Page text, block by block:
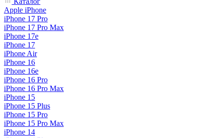
Apple iPhone
iPhone 17 Pro
iPhone 17 Pro Max
iPhone 17e
iPhone 17
iPhone Air
iPhone 16
iPhone 16e
iPhone 16 Pro
iPhone 16 Pro Max
iPhone 15
iPhone 15 Plus
iPhone 15 Pro
iPhone 15 Pro Max
iPhone 14